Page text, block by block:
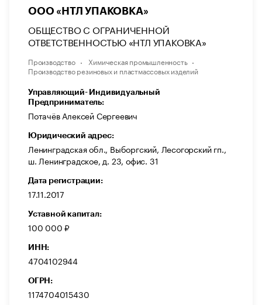
ООО «НТЛ УПАКОВКА»
ОБЩЕСТВО С ОГРАНИЧЕННОЙ
ОТВЕТСТВЕННОСТЬЮ «НТЛ УПАКОВКА»
Производство
Химическая промышленность
Производство резиновых и пластмассовых изделий
Управляющий- Индивидуальный
Предприниматель:
Потачёв Алексей Сергеевич
Юридический адрес:
Ленинградская обл., Выборгский, Лесогорский гп.,
ш. Ленинградское, д. 23, офис. 31
Дата регистрации:
17.11.2017
Уставной капитал:
100 000 ₽
ИНН:
4704102944
ОГРН:
1174704015430